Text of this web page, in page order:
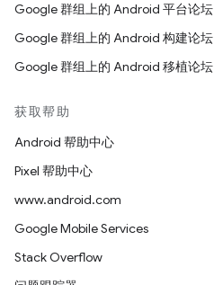
Google 群组上的 Android 平台论坛
Google 群组上的 Android 构建论坛
Google 群组上的 Android 移植论坛
获取帮助
Android 帮助中心
Pixel 帮助中心
www.android.com
Google Mobile Services
Stack Overflow